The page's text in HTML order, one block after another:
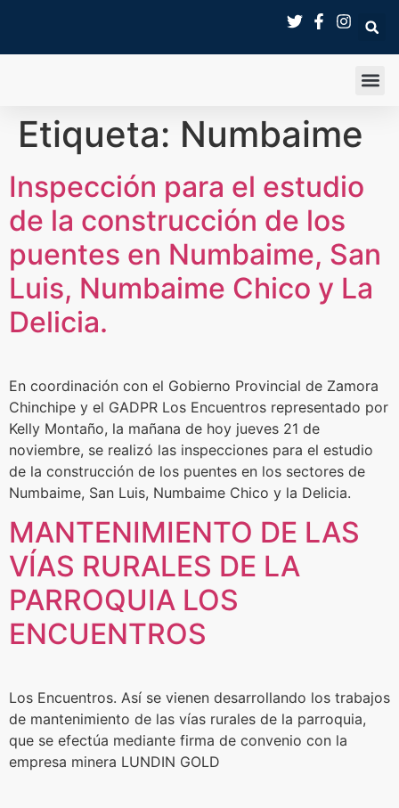
Etiqueta: Numbaime
Inspección para el estudio
de la construcción de los
puentes en Numbaime, San
Luis, Numbaime Chico y La
Delicia.
En coordinación con el Gobierno Provincial de Zamora
Chinchipe y el GADPR Los Encuentros representado por
Kelly Montaño, la mañana de hoy jueves 21 de
noviembre, se realizó las inspecciones para el estudio
de la construcción de los puentes en los sectores de
Numbaime, San Luis, Numbaime Chico y la Delicia.
MANTENIMIENTO DE LAS
VÍAS RURALES DE LA
PARROQUIA LOS
ENCUENTROS
Los Encuentros. Así se vienen desarrollando los trabajos
de mantenimiento de las vías rurales de la parroquia,
que se efectúa mediante firma de convenio con la
empresa minera LUNDIN GOLD